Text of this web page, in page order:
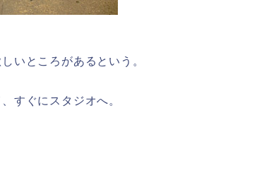
いところがあるという。
すぐにスタジオへ。